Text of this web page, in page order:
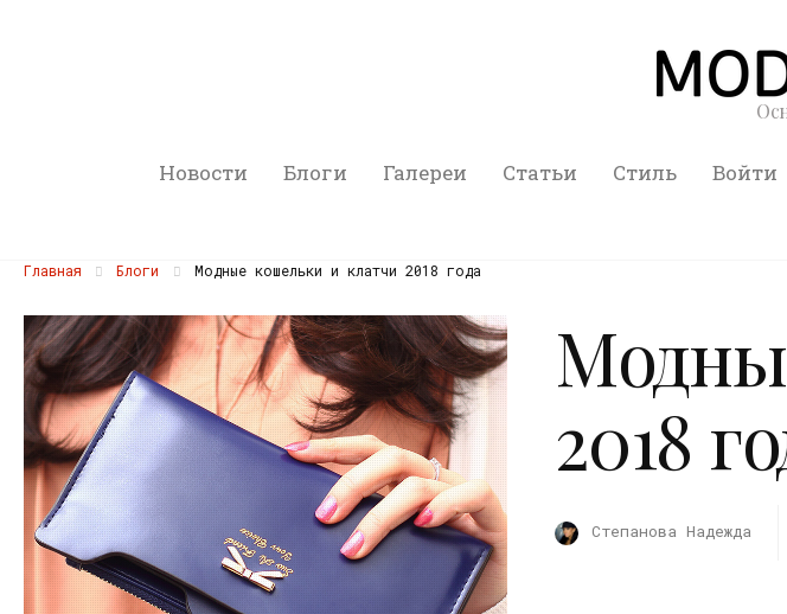
Новости Блоги Галереи Статьи Стиль Войти
Главная Блоги Модные кошельки и клатчи 2018 года
2018
Степанова Надежда